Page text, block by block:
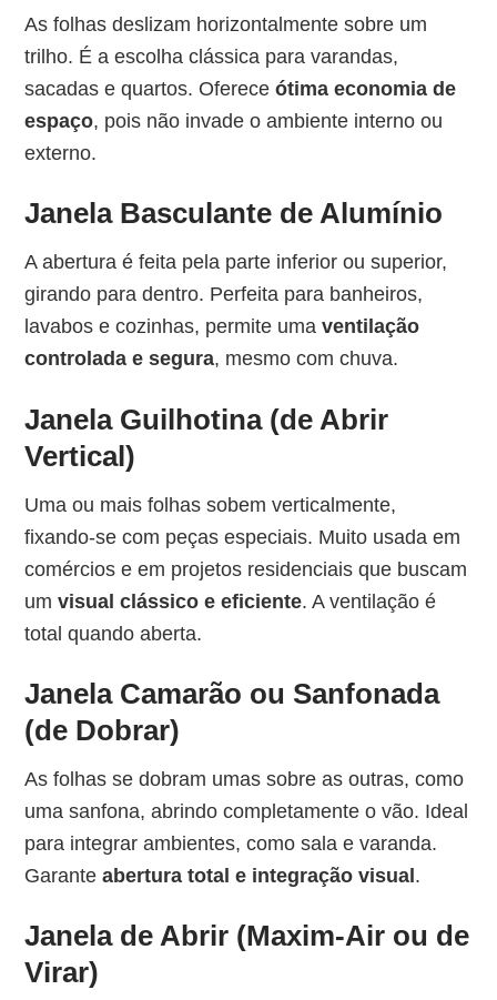
As folhas deslizam horizontalmente sobre um
trilho. É a escolha clássica para varandas,
sacadas e quartos. Ofereceótima economia de
espaço, pois não invade o ambiente interno ou
externo.
Janela Basculante de Alumínio
A abertura é feita pela parte inferior ou superior,
girando para dentro. Perfeita para banheiros,
lavabos e cozinhas, permite umaventilação
controlada e segura, mesmo com chuva.
Janela Guilhotina (de Abrir
Vertical)
Uma ou mais folhas sobem verticalmente,
fixando-se com peças especiais. Muito usada em
comércios e em projetos residenciais que buscam
umvisual clássico e eficiente. A ventilação é
total quando aberta.
Janela Camarão ou Sanfonada
(de Dobrar)
As folhas se dobram umas sobre as outras, como
uma sanfona, abrindo completamente o vão. Ideal
para integrar ambientes, como sala e varanda.
Garanteabertura total e integração visual .
Janela de Abrir (Maxim-Air ou de
Virar)